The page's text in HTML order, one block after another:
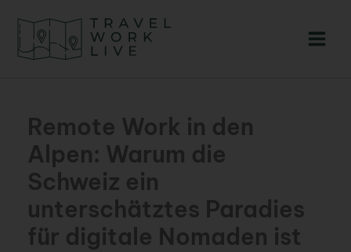
Inhalt
springen
Remote Work in den
Alpen: Warum die
Schweiz ein
unterschätztes Paradies
für digitale Nomaden ist